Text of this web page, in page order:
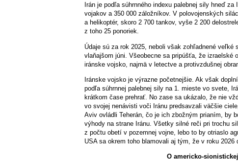
Irán je podľa súhrnného indexu palebnej sily hneď
vojakov a 350 000 záložníkov. V polovojenských
a helikoptér, skoro 2 700 tankov, vyše 2 200
z toho 25 ponoriek.
Údaje sú za rok 2025, neboli však zohľadnené
vlaňajšom júni. Všeobecne sa pripúšťa, že izraelské
iránske vojsko, najmä v letectve a protivzdušnej
Iránske vojsko je výrazne početnejšie. Ak však
podľa súhrnnej palebnej sily na 1. mieste vo svete,
krátkom čase prehrať. No zase sa ukázalo, že nie
vo svojej nenávisti voči Iránu predsavzali väčšie
Aviv ovládli Teherán, čo je ich zbožným prianím, by
výhody na strane Iránu. Všetky silné reči pri trochu
z počtu obetí v pozemnej vojne, lebo to by otriaslo
USA sa okrem toho blamovali aj tým, že v roku 2026
O americko-